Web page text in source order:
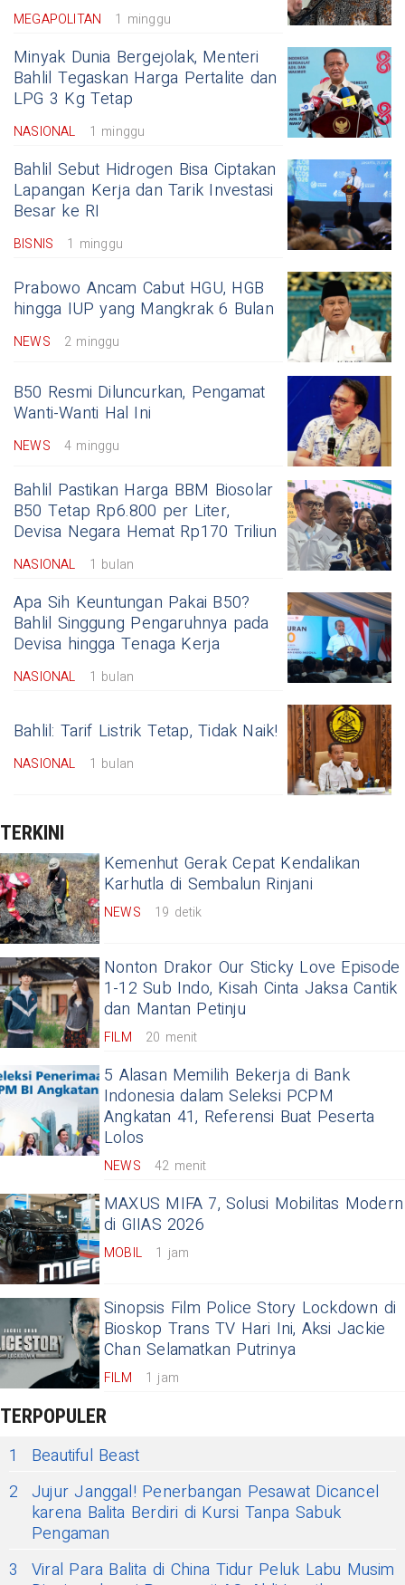
MEGAPOLITAN 1 minggu
Minyak Dunia Bergejolak, Menteri
Bahlil Tegaskan Harga Pertalite dan
LPG 3 Kg Tetap
NASIONAL 1 minggu
Bahlil Sebut Hidrogen Bisa Ciptakan
Lapangan Kerja dan Tarik Investasi
Besar ke RI
BISNIS 1 minggu
Prabowo Ancam Cabut HGU, HGB
hingga IUP yang Mangkrak 6 Bulan
NEWS 2 minggu
B50 Resmi Diluncurkan, Pengamat
Wanti-Wanti Hal Ini
NEWS 4 minggu
Bahlil Pastikan Harga BBM Biosolar
B50 Tetap Rp6.800 per Liter,
Devisa Negara Hemat Rp170 Triliun
NASIONAL 1 bulan
Apa Sih Keuntungan Pakai B50?
Bahlil Singgung Pengaruhnya pada
Devisa hingga Tenaga Kerja
NASIONAL 1 bulan
Bahlil: Tarif Listrik Tetap, Tidak Naik!
NASIONAL 1 bulan
TERKINI
Kemenhut Gerak Cepat Kendalikan
Karhutla di Sembalun Rinjani
NEWS 19 detik
Nonton Drakor Our Sticky Love Episode
1-12 Sub Indo, Kisah Cinta Jaksa Cantik
dan Mantan Petinju
FILM 20 menit
5 Alasan Memilih Bekerja di Bank
Indonesia dalam Seleksi PCPM
Angkatan 41, Referensi Buat Peserta
Lolos
NEWS 42 menit
MAXUS MIFA 7, Solusi Mobilitas Modern
di GIIAS 2026
MOBIL 1 jam
Sinopsis Film Police Story Lockdown di
Bioskop Trans TV Hari Ini, Aksi Jackie
Chan Selamatkan Putrinya
FILM 1 jam
TERPOPULER
1
Beautiful Beast
2 Jujur Janggal! Penerbangan Pesawat Dicancel
karena Balita Berdiri di Kursi Tanpa Sabuk
Pengaman
3
Viral Para Balita di China Tidur Peluk Labu Musim